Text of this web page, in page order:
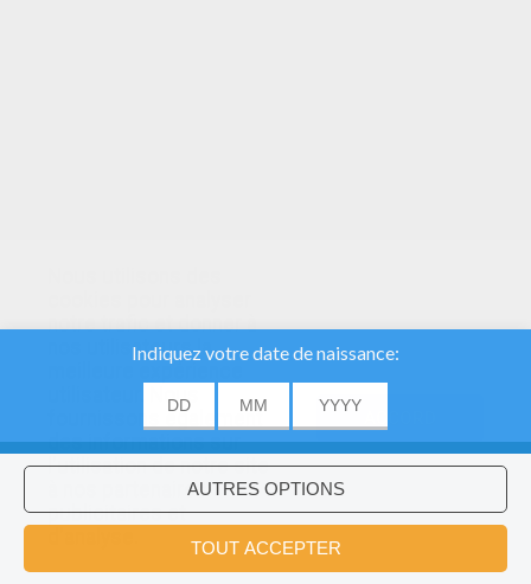
notre trafic et donner à
nos utilisateurs la
meilleure expérience
utilisateur. Nous
fournissons également
des informations sur
l'utilisation de notre site
à nos partenaires
publicitaires et
Voulez-vous installer l'application
Hellokids?
OK
×